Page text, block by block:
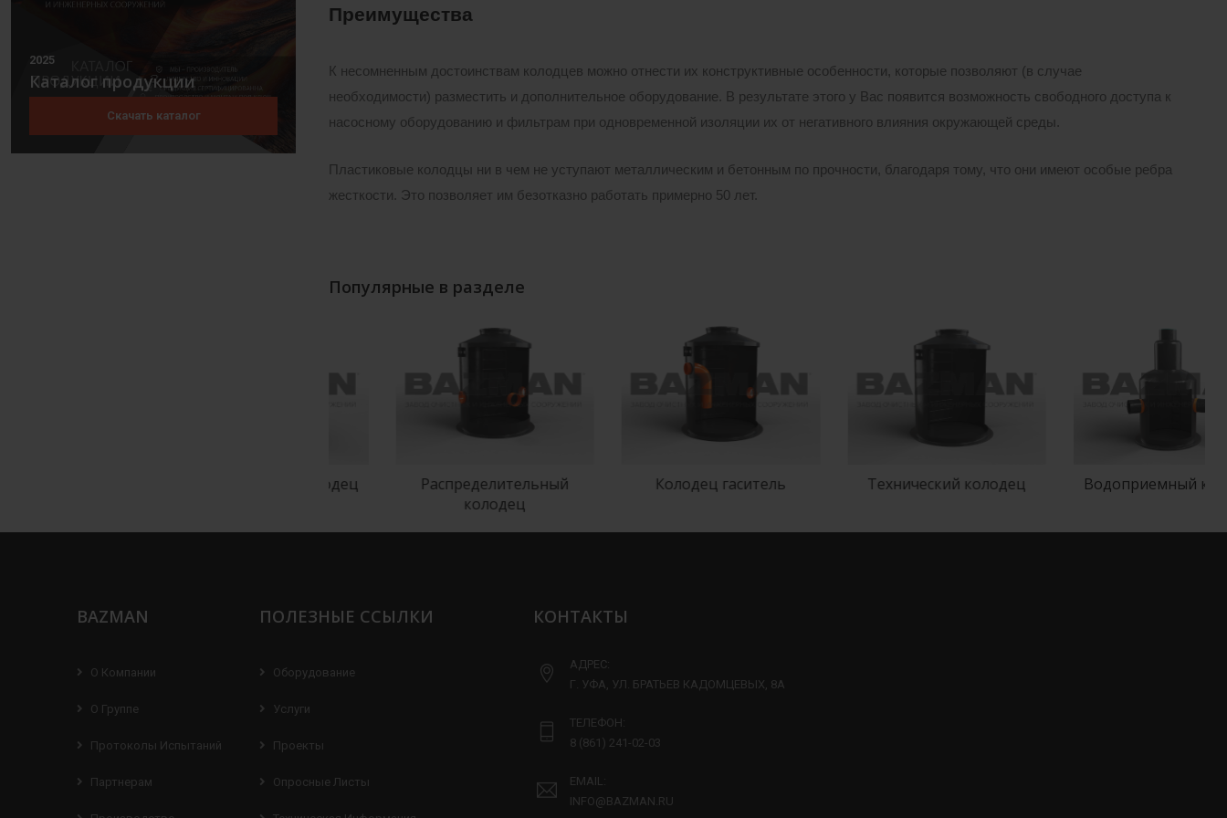
2025
Каталог продукции
Скачать каталог
Преимущества
К несомненным достоинствам колодцев можно отнести их конструктивные особенности, которые позволяют (в случае
необходимости) разместить и дополнительное оборудование. В результате этого у Вас появится возможность свободного доступа к
насосному оборудованию и фильтрам при одновременной изоляции их от негативного влияния окружающей среды.
Пластиковые колодцы ни в чем не уступают металлическим и бетонным по прочности, благодаря тому, что они имеют особые ребра
жесткости. Это позволяет им безотказно работать примерно 50 лет.
Популярные в разделе
Распределительный
колодец
Колодец гаситель Технический колодец Водоприемный колодец
BAZMAN
О Компании
О Группе
Протоколы Испытаний
Партнерам
ПОЛЕЗНЫЕ ССЫЛКИ
Оборудование
Услуги
Проекты
Опросные Листы
КОНТАКТЫ
АДРЕС:
Г. УФА, УЛ. БРАТЬЕВ КАДОМЦЕВЫХ, 8А
ТЕЛЕФОН:
8 (861) 241-02-03
EMAIL:
INFO@BAZMAN.RU